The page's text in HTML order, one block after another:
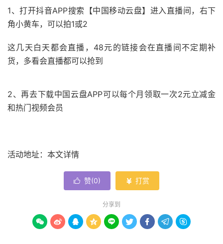
1、打开抖音APP搜索【中国移动云盘】进入直播间，右下
角小黄车，可以拍1或2
这几天白天都会直播，48元的链接会在直播间不定期补
货，多看会直播都可以抢到
2、再去下载中国云盘APP可以每个月领取一次2元立减金
和热门视频会员
活动地址：本文详情
 赞(0)  打赏
分享到
        